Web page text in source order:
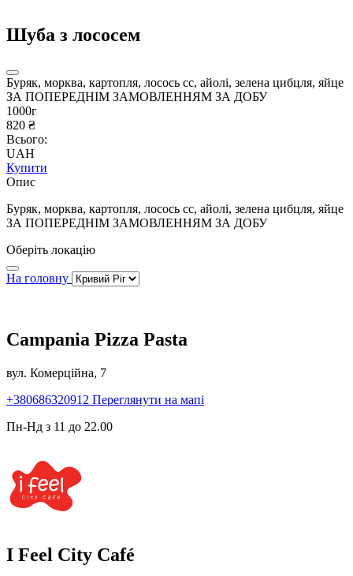
Шуба з лососем
Буряк, морква, картопля, лосось сс, айолі, зелена цибцля, яйце
ЗА ПОПЕРЕДНІМ ЗАМОВЛЕННЯМ ЗА ДОБУ
1000г
820 ₴
Всього:
UAH
Купити
Опис
Буряк, морква, картопля, лосось сс, айолі, зелена цибцля, яйце
ЗА ПОПЕРЕДНІМ ЗАМОВЛЕННЯМ ЗА ДОБУ
Оберіть локацію
На головну
Campania Pizza Pasta
вул. Комерційна, 7
+380686320912 Переглянути на мапі
Пн-Нд з 11 до 22.00
I Feel City Café